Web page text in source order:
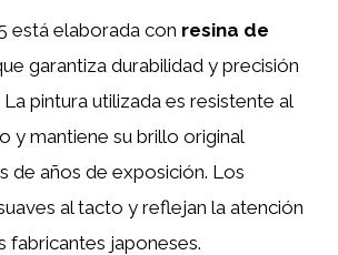
está elaborada con resina de
garantiza durabilidad y precisión
pintura utilizada es resistente al
y mantiene su brillo original
de años de exposición. Los
al tacto y reflejan la atención
fabricantes japoneses.